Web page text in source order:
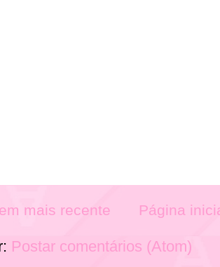
mais recente Página
Postar comentários (Atom)